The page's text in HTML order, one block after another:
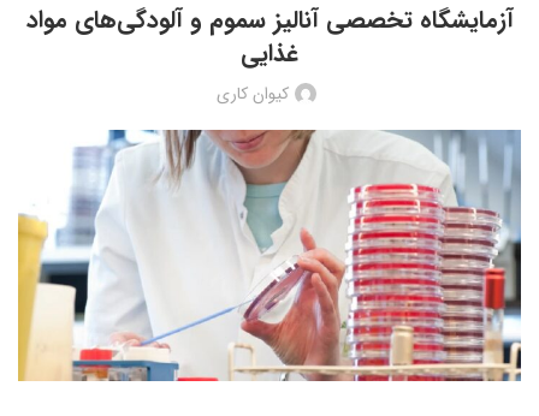
آزمایشگاه تخصصی آنالیز سموم و آلودگی‌های مواد
غذایی
کیوان کاری